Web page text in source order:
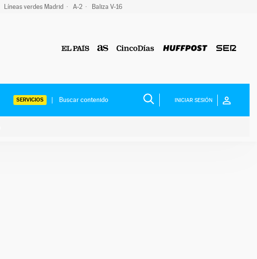
Líneas verdes Madrid A-2 Baliza V-16
SERVICIOS INICIAR SESIÓN